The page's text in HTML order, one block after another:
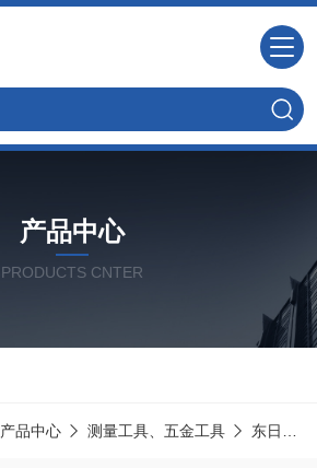
产品中心
PRODUCTS CNTER
产品中心 测量工具、五金工具 东日TOHNICHI